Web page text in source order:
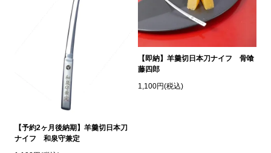
【予約2ヶ月後納期】羊羹切日本刀
ナイフ 和泉守兼定
【即納】羊羹切日本刀ナイフ 骨喰
藤四郎
1,100円(税込)